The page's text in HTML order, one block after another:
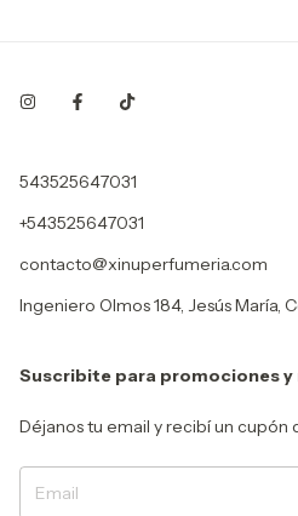
543525647031
+543525647031
contacto@xinuperfumeria.com
Ingeniero Olmos 184, Jesús María,
Suscribite para promociones y
Déjanos tu email y recibí un cupón